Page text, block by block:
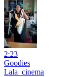
2:23
Goodies
Lala_cinema